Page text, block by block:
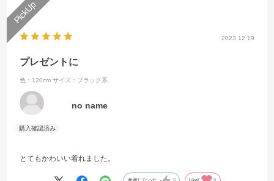
2023.12.19
プレゼントに
色：120cm サイズ：ブラック系
no name
とてもかわいい着れました。